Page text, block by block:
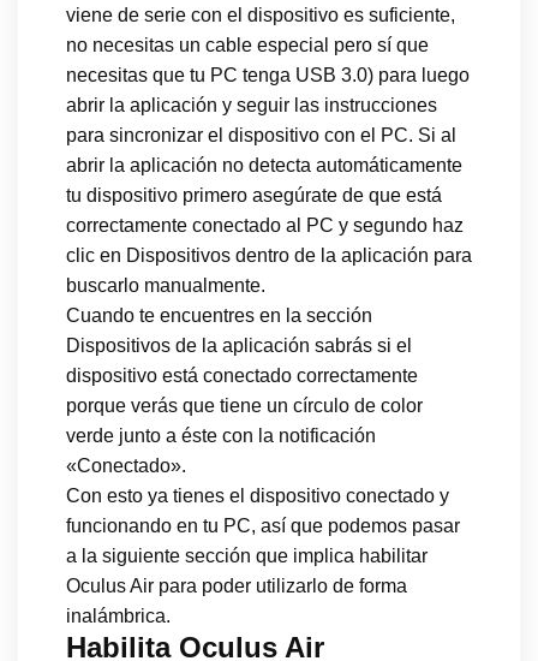
viene de serie con el dispositivo es suficiente,
no necesitas un cable especial pero sí que
necesitas que tu PC tenga USB 3.0) para luego
abrir la aplicación y seguir las instrucciones
para sincronizar el dispositivo con el PC. Si al
abrir la aplicación no detecta automáticamente
tu dispositivo primero asegúrate de que está
correctamente conectado al PC y segundo haz
clic en Dispositivos dentro de la aplicación para
buscarlo manualmente.
Cuando te encuentres en la sección
Dispositivos de la aplicación sabrás si el
dispositivo está conectado correctamente
porque verás que tiene un círculo de color
verde junto a éste con la notificación
«Conectado».
Con esto ya tienes el dispositivo conectado y
funcionando en tu PC, así que podemos pasar
a la siguiente sección que implica habilitar
Oculus Air para poder utilizarlo de forma
inalámbrica.
Habilita Oculus Air